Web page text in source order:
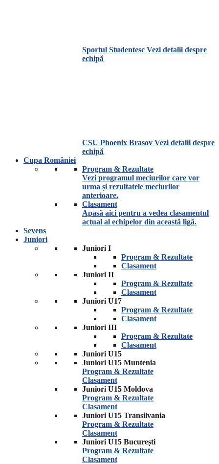
Sportul Studentesc Vezi detalii despre
echipă
CSU Phoenix Brasov Vezi detalii despre
echipă
Cupa României
Program & Rezultate
Vezi programul meciurilor care vor
urma și rezultatele meciurilor
anterioare.
Clasament
Apasă aici pentru a vedea clasamentul
actual al echipelor din această ligă.
Sevens
Juniori
Juniori I
Program & Rezultate
Clasament
Juniori II
Program & Rezultate
Clasament
Juniori U17
Program & Rezultate
Clasament
Juniori III
Program & Rezultate
Clasament
Juniori U15
Juniori U15 Muntenia
Program & Rezultate
Clasament
Juniori U15 Moldova
Program & Rezultate
Clasament
Juniori U15 Transilvania
Program & Rezultate
Clasament
Juniori U15 București
Program & Rezultate
Clasament